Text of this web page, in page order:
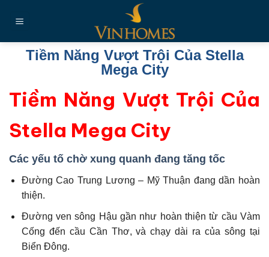
đến
Tiềm Năng Vượt Trội Của Stella
Mega City
Tiềm Năng Vượt Trội Của
Stella Mega City
Các yếu tố chờ xung quanh đang tăng tốc
Đường Cao Trung Lương – Mỹ Thuận đang dần hoàn
thiện.
Đường ven sông Hậu gần như hoàn thiện từ cầu Vàm
Cống đến cầu Cần Thơ, và chạy dài ra của sông tại
Biển Đông.